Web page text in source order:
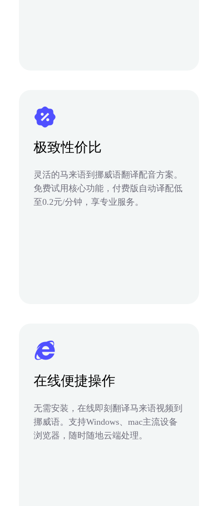
极致性价比
灵活的马来语到挪威语翻译配音方案。
免费试用核心功能，付费版自动译配低
至0.2元/分钟，享专业服务。
在线便捷操作
无需安装，在线即刻翻译马来语视频到
挪威语。支持Windows、mac主流设备
浏览器，随时随地云端处理。